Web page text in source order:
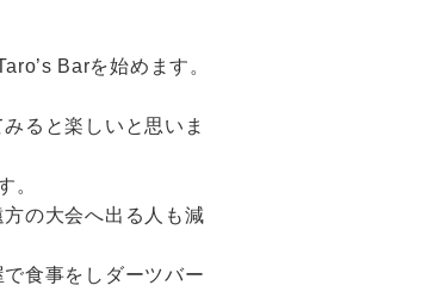
Barを始めます。
ると楽しいと思いま
。
の大会へ出る人も減
食事をしダーツバー